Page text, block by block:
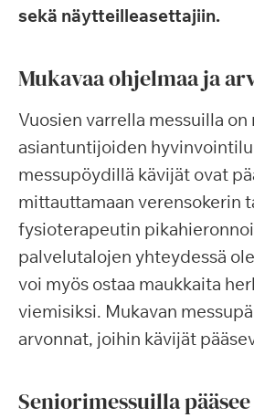
sekä näytteilleasettajiin.
Mukavaa ohjelmaa ja
Vuosien varrella messuilla
asiantuntijoiden
messupöydillä kävijät ovat
mittauttamaan verensokerin
fysioterapeutin
palvelutalojen yhteydessä
voi myös ostaa maukkaita
viemisiksi. Mukavan
arvonnat, joihin kävijät
Seniorimessuilla